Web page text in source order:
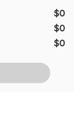
$0
$0
$0